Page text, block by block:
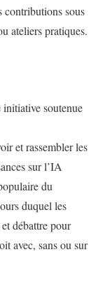
contributions sous
ateliers pratiques.
initiative soutenue
et rassembler les
sur l’IA
du
duquel les
débattre pour
avec, sans ou sur